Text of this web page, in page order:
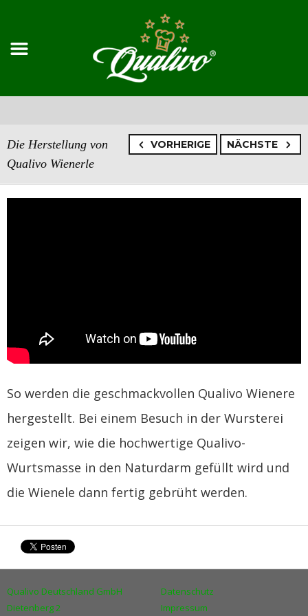
VORHERIGE NÄCHSTE
Die Herstellung von
Qualivo Wienerle
So werden die geschmackvollen Qualivo Wienere
hergestellt. Bei einem Besuch in der Wursterei
zeigen wir, wie die hochwertige Qualivo-
Wurtsmasse in den Naturdarm gefüllt wird und
die Wienele dann fertig gebrüht werden.
Qualivo Deutschland GmbH
Dietenberg 2
Datenschutz
Impressum